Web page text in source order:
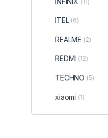
ITEL (6)
REALME (2)
REDMI (12)
TECHNO (5)
xiaomi (1)